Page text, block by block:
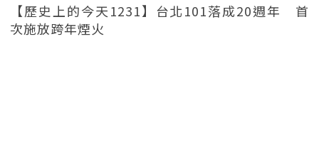
【歷史上的今天1231】台北101落成20週年 首
次施放跨年煙火